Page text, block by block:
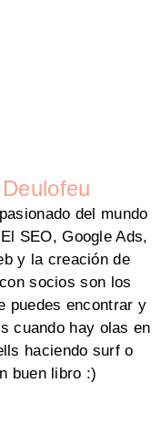
del mundo
SEO, Google Ads,
y la creación de
socios son los
puedes encontrar y
cuando hay olas en
haciendo surf o
buen libro :)